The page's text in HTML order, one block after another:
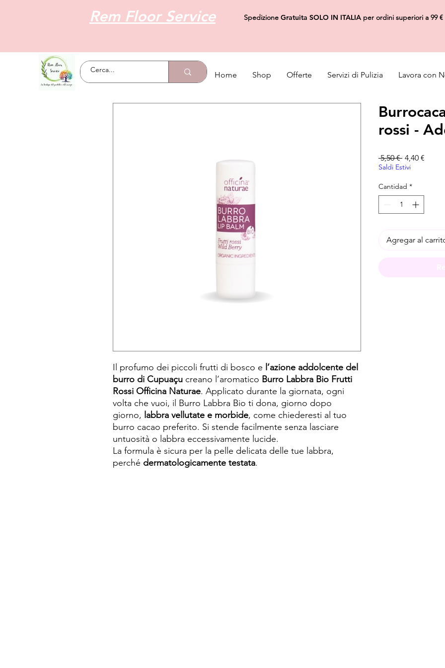
Rem Floor Service Spedizione Gratuita SOLO IN ITALIAper ordini superiori a 99 €
Home Shop Offerte Servizi di Pulizia Lavora con
Il profumo dei piccoli frutti di bosco e l’azione addolcente del
burro di Cupuaçu creano l’aromatico Burro Labbra Bio Frutti
Rossi Officina Naturae. Applicato durante la giornata, ogni
volta che vuoi, il Burro Labbra Bio ti dona, giorno dopo
giorno, labbra vellutate e morbide, come chiederesti al tuo
burro cacao preferito. Si stende facilmente senza lasciare
untuosità o labbra eccessivamente lucide.
La formula è sicura per la pelle delicata delle tue labbra,
perché dermatologicamente testata.
rossi -
5,50 € Precio
4,40 €
Saldi Estivi
Cantidad *
Agregar al